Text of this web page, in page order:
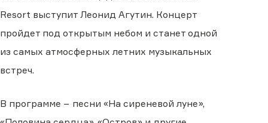
Resort выступит Леонид Агутин. Концерт
пройдет под открытым небом и станет одной
из самых атмосферных летних музыкальных
встреч.
В программе − песни «На сиреневой луне»,